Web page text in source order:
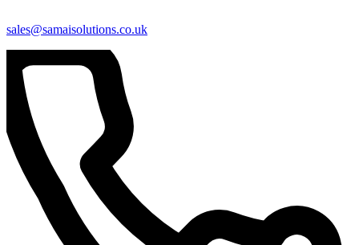
sales@samaisolutions.co.uk